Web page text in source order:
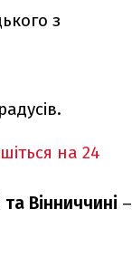
з
на 24
Вінниччині –